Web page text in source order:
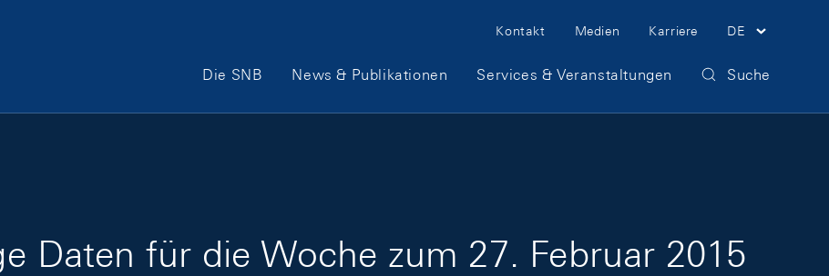
Meta Navigation
Kontakt Medien Karriere DE
Hauptnavigation
Die SNB News & Publikationen Services & Veranstaltungen Suche
Daten für die Woche zum 27. Februar 2015